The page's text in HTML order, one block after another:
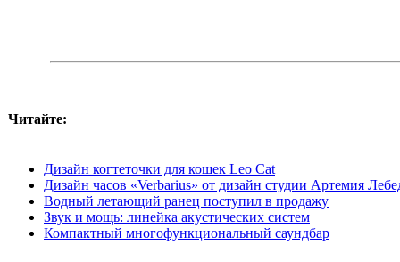
Читайте:
Дизайн когтеточки для кошек Leo Cat
Дизайн часов «Verbarius» от дизайн студии Артемия
Водный летающий ранец поступил в продажу
Звук и мощь: линейка акустических систем
Компактный многофункциональный саундбар